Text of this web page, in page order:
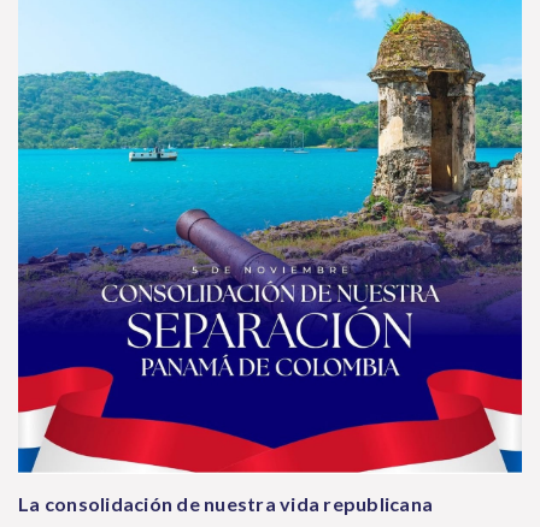
La consolidación de nuestra vida republicana